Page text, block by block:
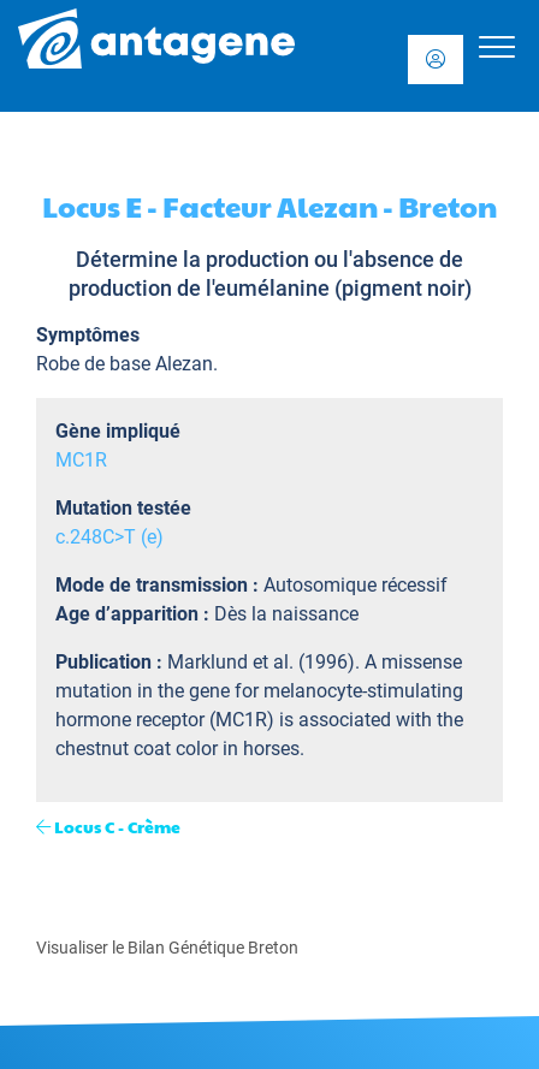
Locus E - Facteur Alezan - Breton
Détermine la production ou l'absence de
production de l'eumélanine (pigment noir)
Symptômes
Robe de base Alezan.
Gène impliqué
MC1R
Mutation testée
c.248C>T (e)
Mode de transmission : Autosomique récessif
Age d’apparition : Dès la naissance
Publication : Marklund et al. (1996). A missense
mutation in the gene for melanocyte-stimulating
hormone receptor (MC1R) is associated with the
chestnut coat color in horses.
Locus C - Crème
Visualiser le Bilan Génétique Breton